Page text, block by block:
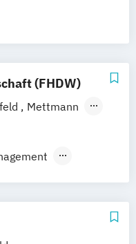
Dresden
Ostfildern
/ Nürnberg
(FHDW)
Mettmann